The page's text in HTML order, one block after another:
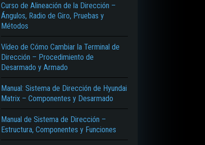
Curso de Alineación de la Dirección –
Ángulos, Radio de Giro, Pruebas y
Métodos
Vídeo de Cómo Cambiar la Terminal de
Dirección – Procedimiento de
Desarmado y Armado
Manual: Sistema de Dirección de Hyundai
Matrix – Componentes y Desarmado
Manual de Sistema de Dirección –
Estructura, Componentes y Funciones